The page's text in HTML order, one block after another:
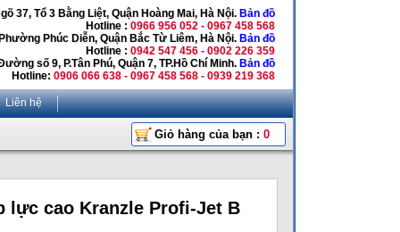
37, Tổ 3 Bằng Liệt, Quận Hoàng Mai, Hà Nội. Bản đồ
Hotline : 0966 956 052 - 0967 458 568
Phúc Diễn, Quận Bắc Từ Liêm, Hà Nội. Bản đồ
Hotline : 0942 547 456 - 0902 226 359
số 9, P.Tân Phú, Quận 7, TP.Hồ Chí Minh. Bản đồ
Hotline: 0906 066 638 - 0967 458 568 - 0939 219 368
Liên hệ
Giỏ hàng của bạn : 0
lực cao Kranzle Profi-Jet B